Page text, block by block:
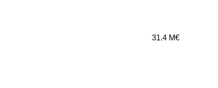
31.4 M€